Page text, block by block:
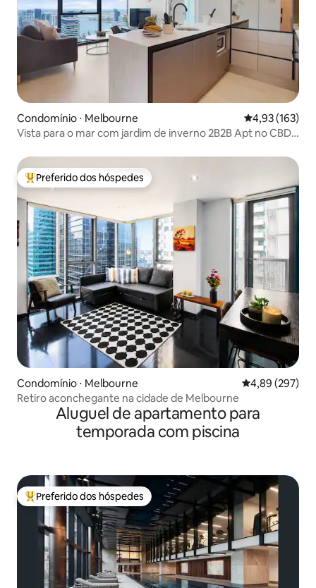
Condomínio ⋅ Melbourne 4,93 de uma
4,93 (163)
Vista para o mar com jardim de inverno 2B2B Apt no CBD
Entre os melhores preferidos dos hóspedes
Preferido dos hóspedes
Condomínio ⋅ Melbourne 4,89 de uma
4,89 (297)
Retiro aconchegante na cidade de Melbourne
Aluguel de apartamento para
temporada com piscina
Entre os melhores preferidos dos hóspedes
Preferido dos hóspedes